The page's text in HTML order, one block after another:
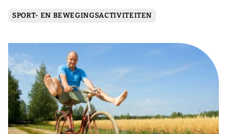
SPORT- EN BEWEGINGSACTIVITEITEN